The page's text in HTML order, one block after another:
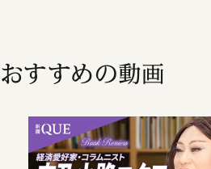
おすすめの動画